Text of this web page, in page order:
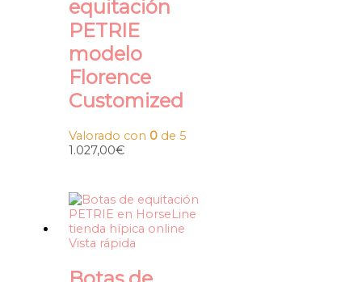
equitación
PETRIE
modelo
Florence
Customized
Valorado con 0 de 5
1.027,00€
Vista rápida